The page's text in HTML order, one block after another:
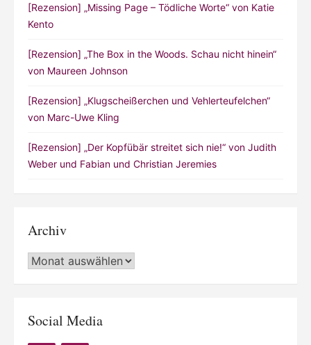
[Rezension] „Missing Page – Tödliche Worte“ von Katie
Kento
[Rezension] „The Box in the Woods. Schau nicht hinein“
von Maureen Johnson
[Rezension] „Klugscheißerchen und Vehlerteufelchen“
von Marc-Uwe Kling
[Rezension] „Der Kopfübär streitet sich nie!“ von Judith
Weber und Fabian und Christian Jeremies
Archiv
Archiv
Social Media